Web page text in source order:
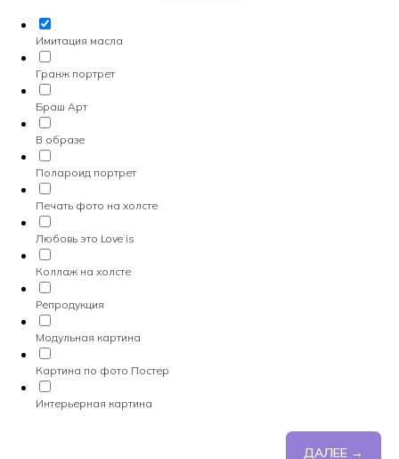
Имитация масла
Гранж портрет
Браш Арт
В образе
Полароид портрет
Печать фото на холсте
Любовь это Love is
Коллаж на холсте
Репродукция
Модульная картина
Картина по фото Постер
Интерьерная картина
ДАЛЕЕ →